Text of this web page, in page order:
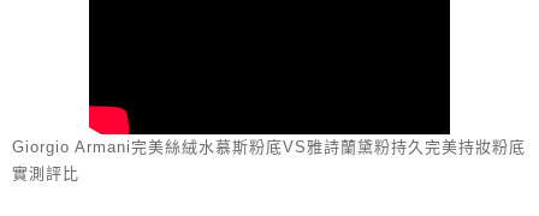
Giorgio Armani完美絲絨水慕斯粉底VS雅詩蘭黛粉持久完美持妝粉底
實測評比